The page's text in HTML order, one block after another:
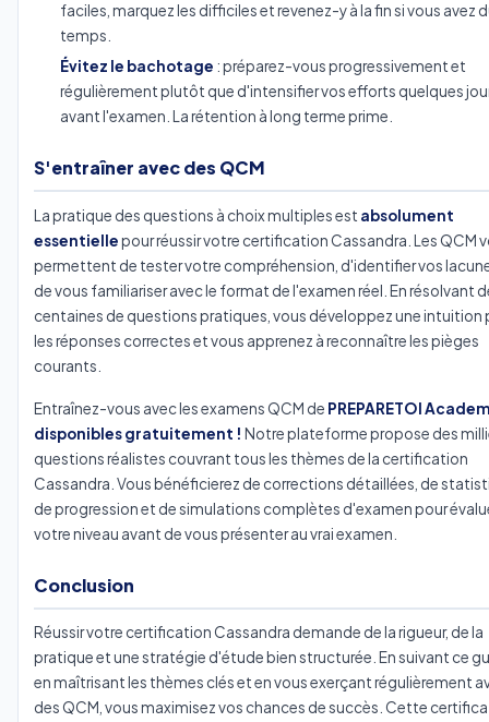
faciles, marquez les difficiles et revenez-y à la fin si vous avez
temps.
Évitez le bachotage : préparez-vous progressivement et
régulièrement plutôt que d'intensifier vos efforts quelques
avant l'examen. La rétention à long terme prime.
S'entraîner avec des QCM
La pratique des questions à choix multiples est absolument
essentiellepour réussir votre certification Cassandra. Les QCM
permettent de tester votre compréhension, d'identifier vos
de vous familiariser avec le format de l'examen réel. En résolvant
centaines de questions pratiques, vous développez une intuition
les réponses correctes et vous apprenez à reconnaître les pièges
courants.
Entraînez-vous avec les examens QCM de PREPARETOI
disponibles gratuitement ! Notre plateforme propose des
questions réalistes couvrant tous les thèmes de la certification
Cassandra. Vous bénéficierez de corrections détaillées, de
de progression et de simulations complètes d'examen pour
votre niveau avant de vous présenter au vrai examen.
Conclusion
Réussir votre certification Cassandra demande de la rigueur, de la
pratique et une stratégie d'étude bien structurée. En suivant ce
en maîtrisant les thèmes clés et en vous exerçant régulièrement
des QCM, vous maximisez vos chances de succès. Cette